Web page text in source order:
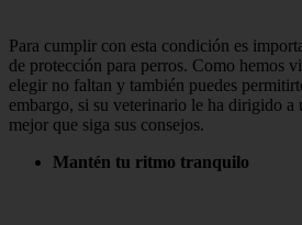
Para cumplir con esta condición es
de protección para perros. Como hemos
elegir no faltan y también puedes
embargo, si su veterinario le ha dirigido a
mejor que siga sus consejos.
Mantén tu ritmo tranquilo